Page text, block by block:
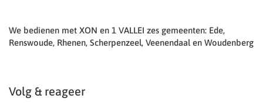
We bedienen met XON en 1 VALLEI zes gemeenten: Ede,
Renswoude, Rhenen, Scherpenzeel, Veenendaal en Woudenberg
Volg & reageer